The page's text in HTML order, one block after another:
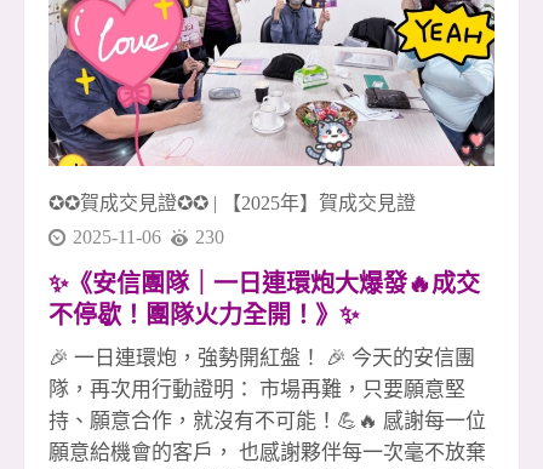
佳，讓家更明亮溫暖 ☀️ ✅ 寬敞客廳與獨立廚房設
計，動靜分區、生活更自在 ✅ 獨立陽台好使用，
洗曬動線輕鬆不擁擠 🚗 交通便利 近北二高與捷
運三鶯線站， 開車、通勤往返雙北皆方便
✪✪賀成交見證✪✪ |
【2025年】賀成交見證
2025-11-06
230
✨《安信團隊｜一日連環炮大爆發🔥成交
不停歇！團隊火力全開！》✨
🎉 一日連環炮，強勢開紅盤！ 🎉 今天的安信團
隊，再次用行動證明： 市場再難，只要願意堅
持、願意合作，就沒有不可能！💪🔥 感謝每一位
願意給機會的客戶， 也感謝夥伴每一次毫不放棄